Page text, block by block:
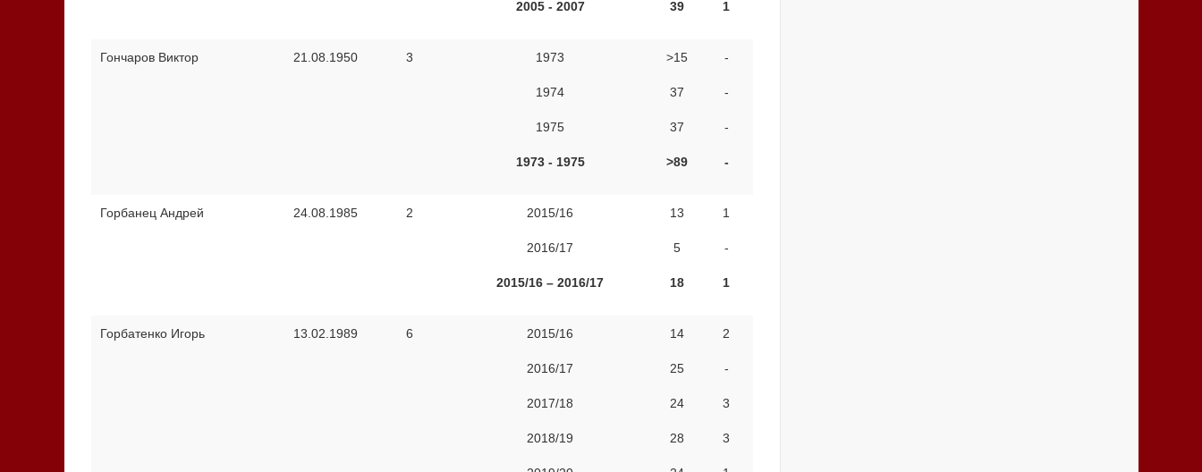
2005 - 2007 39 1
Гончаров Виктор 21.08.1950 3 1973
1974
1975
1973 - 1975
>15
37
37
>89
-
-
-
-
Горбанец Андрей 24.08.1985 2 2015/16
2016/17
2015/16 – 2016/17
13
5
18
1
-
1
Горбатенко Игорь 13.02.1989 6 2015/16
2016/17
2017/18
2018/19
14
25
24
28
2
-
3
3